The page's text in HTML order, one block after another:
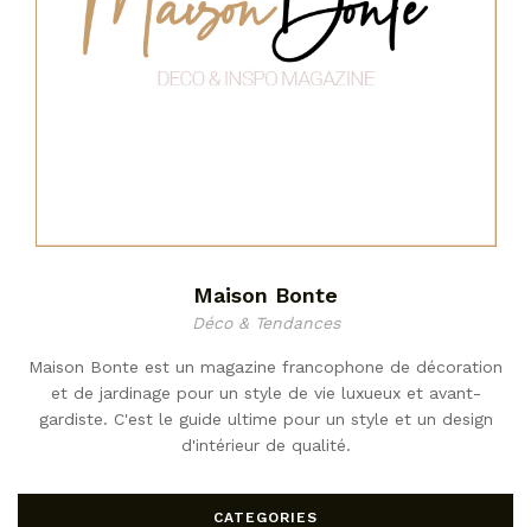
Maison Bonte
Déco & Tendances
Maison Bonte est un magazine francophone de décoration
et de jardinage pour un style de vie luxueux et avant-
gardiste. C'est le guide ultime pour un style et un design
d'intérieur de qualité.
CATEGORIES